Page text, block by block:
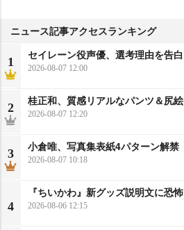
ニュース記事アクセスランキング
1
セイレーン役声優、選考理由を告白
2026-08-07 12:00
2
桂正和、質感リアルなパンツ＆尻絵
2026-08-07 12:20
3
小倉唯、写真集表紙4パターン解禁
2026-08-07 10:18
4
『ちいかわ』新グッズ説明文に恐怖
2026-08-06 12:15